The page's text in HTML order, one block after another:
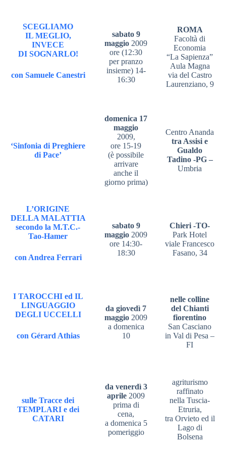
SCEGLIAMO
IL MEGLIO,
INVECE
DI SOGNARLO!
con Samuele Canestri
sabato 9
maggio 2009
ore (12:30
per pranzo
insieme) 14-
16:30
ROMA
Facoltà di
Economia
“La Sapienza”
Aula Magna
via del Castro
Laurenziano, 9
‘Sinfonia di Preghiere
di Pace’
domenica 17
maggio
2009,
ore 15-19
(è possibile
arrivare
anche il
giorno prima)
Centro Ananda
tra Assisi e
Gualdo
Tadino -PG –
Umbria
L’ORIGINE
DELLA MALATTIA
secondo la M.T.C.-
Tao-Hamer
con Andrea Ferrari
sabato 9
maggio 2009
ore 14:30-
18:30
Chieri -TO-
Park Hotel
viale Francesco
Fasano, 34
I TAROCCHI ed IL
LINGUAGGIO
DEGLI UCCELLI
con Gérard Athias
da giovedì 7
maggio 2009
a domenica
10
nelle colline
del Chianti
fiorentino
San Casciano
in Val di Pesa –
FI
sulle Tracce dei
TEMPLARIe dei
CATARI
da venerdì 3
aprile 2009
prima di
cena,
a domenica 5
pomeriggio
agriturismo
raffinato
nella Tuscia-
Etruria,
tra Orvieto ed il
Lago di
Bolsena